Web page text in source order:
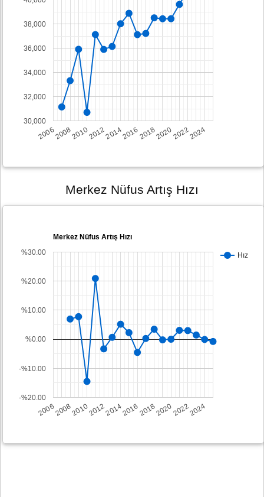
2006200820102012201420162018202020222024
30,000
32,000
34,000
36,000
38,000
Merkez Nüfus Artış Hızı
Merkez Nüfus Artış Hızı
Hız
2006200820102012201420162018202020222024
-%20.00
-%10.00
%0.00
%10.00
%20.00
%30.00